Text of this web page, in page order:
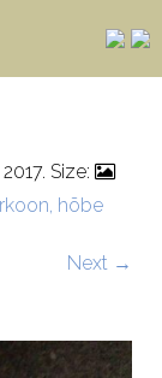
. Size:
hõbe
Next →